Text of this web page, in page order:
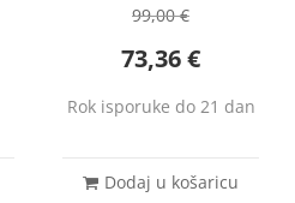
99,00€
73,36€
Rok isporuke do 21 dan
Dodaj u košaricu